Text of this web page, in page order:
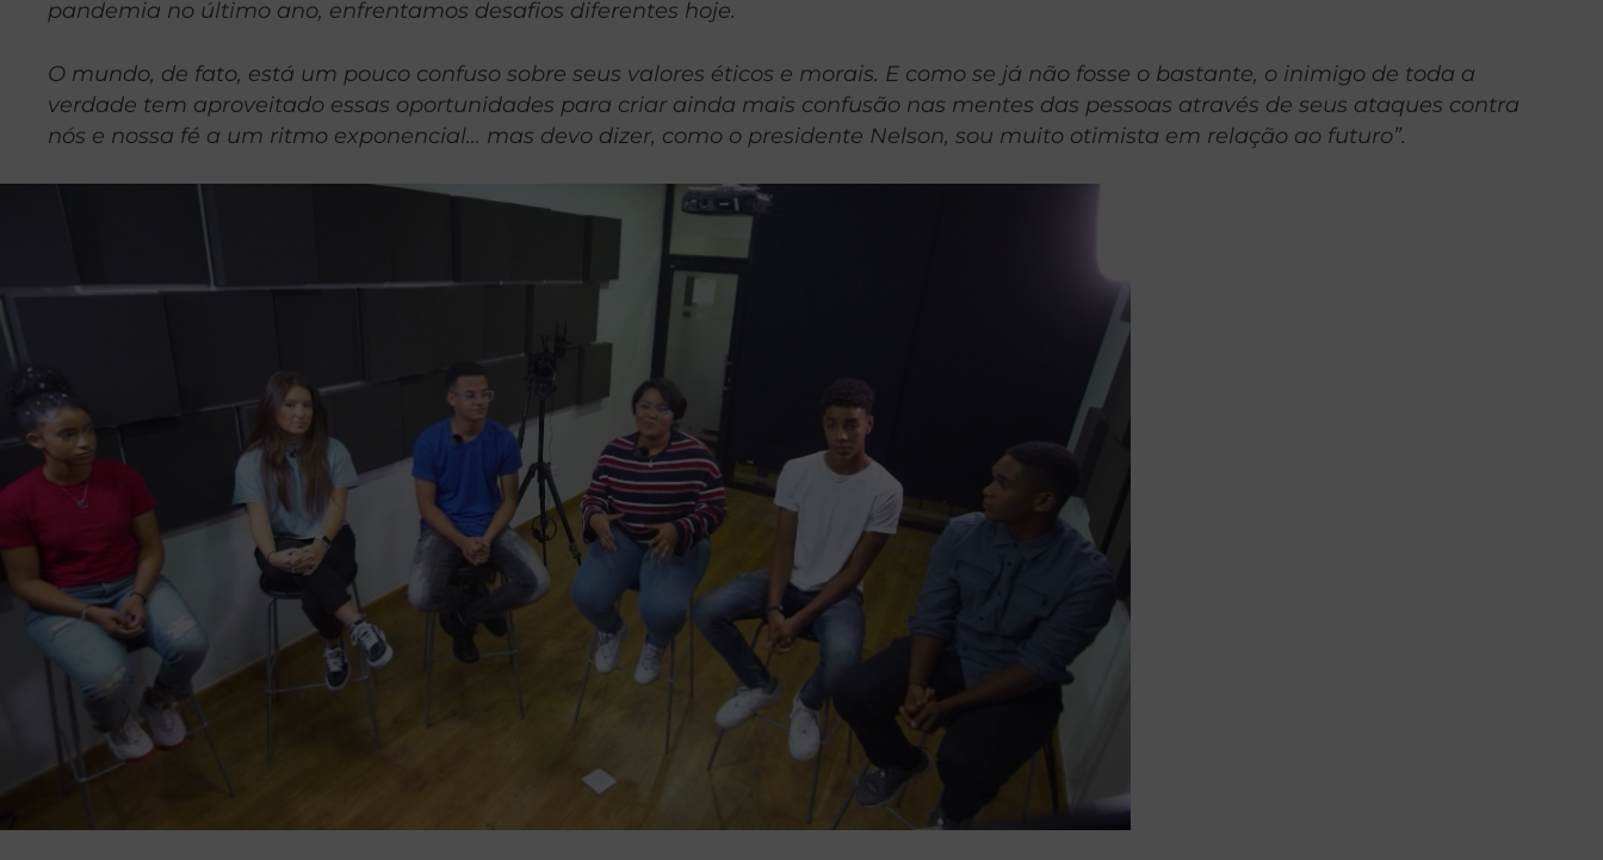
pandemia no último ano, enfrentamos desafios diferentes hoje.
O mundo, de fato, está um pouco confuso sobre seus valores éticos e morais. E como se já não fosse o bastante, o inimigo de toda a
verdade tem aproveitado essas oportunidades para criar ainda mais confusão nas mentes das pessoas através de seus ataques contra
nós e nossa fé a um ritmo exponencial… mas devo dizer, como o presidente Nelson, sou muito otimista em relação ao futuro”.